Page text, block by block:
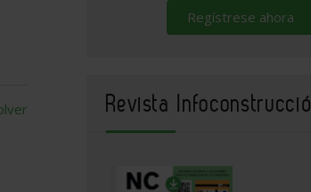
Regístrese ahora
Revista